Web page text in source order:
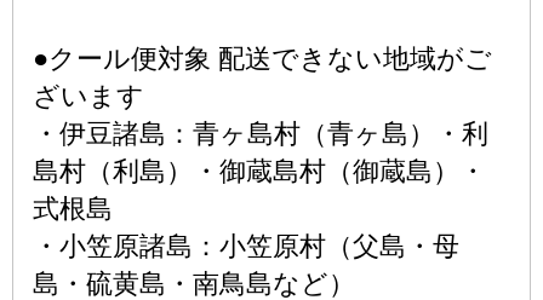
●クール便対象 配送できない地域がご
ざいます
・伊豆諸島：青ヶ島村（青ヶ島）・利
島村（利島）・御蔵島村（御蔵島）・
式根島
・小笠原諸島：小笠原村（父島・母
島・硫黄島・南鳥島など）